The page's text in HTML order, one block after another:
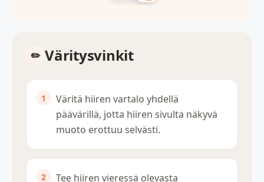
Väritysvinkit
Väritä hiiren vartalo yhdellä
päävärillä, jotta hiiren sivulta näkyvä
muoto erottuu selvästi.
Tee hiiren vieressä olevasta